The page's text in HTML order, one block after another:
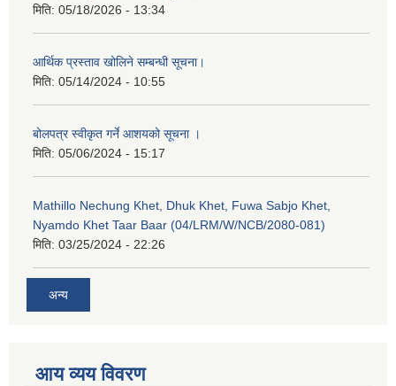
मिति: 05/18/2026 - 13:34
आर्थिक प्रस्ताव खोलिने सम्बन्धी सूचना।
मिति: 05/14/2024 - 10:55
बोलपत्र स्वीकृत गर्ने आशयको सूचना ।
मिति: 05/06/2024 - 15:17
Mathillo Nechung Khet, Dhuk Khet, Fuwa Sabjo Khet,
Nyamdo Khet Taar Baar (04/LRM/W/NCB/2080-081)
मिति: 03/25/2024 - 22:26
अन्य
आय व्यय विवरण